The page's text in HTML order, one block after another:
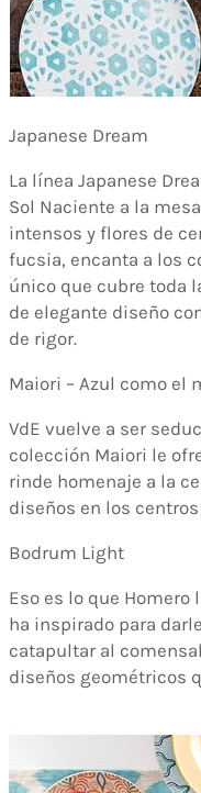
Japanese Dream
La línea Japanese
Sol Naciente a la
intensos y flores de
fucsia, encanta a los
único que cubre toda
de elegante diseño
de rigor.
Maiori – Azul como el
VdE vuelve a ser
colección Maiori le
rinde homenaje a la
diseños en los
Bodrum Light
Eso es lo que
ha inspirado para
catapultar al
diseños geométricos